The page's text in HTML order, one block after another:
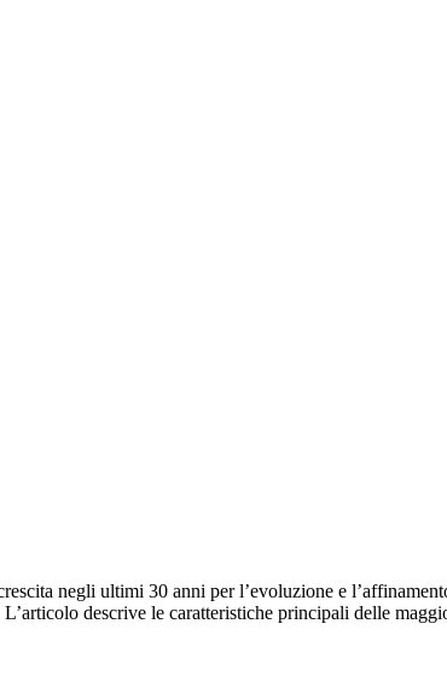
negli ultimi 30 anni per l’evoluzione e
descrive le caratteristiche principali delle